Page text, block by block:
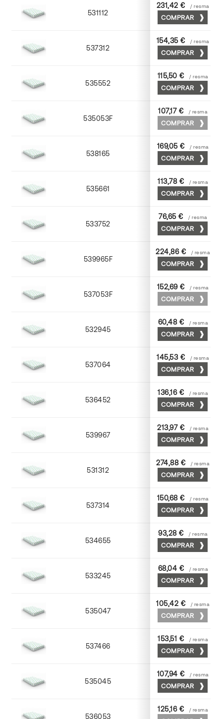
531112 72 x 102
231,42 € / resma
COMPRAR
537312 72 x 102
154,35 € / resma
COMPRAR
535552 52 x 70
115,50 € / resma
COMPRAR
535053F 53 x 75
107,17 € / resma
COMPRAR
538165 65 x 90
169,05 € / resma
COMPRAR
535661 63 x 88
113,78 € / resma
COMPRAR
533752 52 x 70
76,65 € / resma
COMPRAR
539965F 65 x 90
224,86 € / resma
COMPRAR
537053F 53 x 75
152,69 € / resma
COMPRAR
532945 45 x 64
60,48 € / resma
COMPRAR
537064 63 x 88
145,53 € / resma
COMPRAR
536452 52 x 70
136,16 € / resma
COMPRAR
539967 65 x 90
213,97 € / resma
COMPRAR
531312 72 x 102
274,88 € / resma
COMPRAR
537314 72 x 102
150,68 € / resma
COMPRAR
534655 52 x 70
93,28 € / resma
COMPRAR
533245 45 x 64
68,04 € / resma
COMPRAR
535047 45 x 64
105,42 € / resma
COMPRAR
537466 65 x 90
153,51 € / resma
COMPRAR
535045 45 x 64
107,94 € / resma
COMPRAR
536053 53 x 75
125,16 € / resma